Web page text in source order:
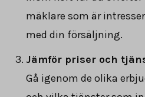
mäklare som är
med din försäljning.
Jämför priser och
Gå igenom de olika